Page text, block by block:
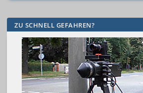
ZU SCHNELL GEFAHREN?